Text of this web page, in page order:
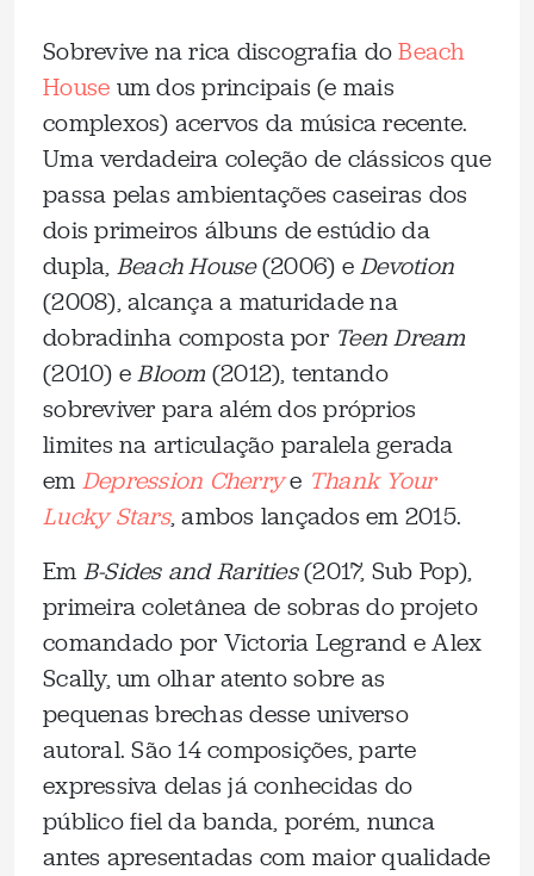
Sobrevive na rica discografia doBeach
House um dos principais (e mais
complexos) acervos da música recente.
Uma verdadeira coleção de clássicos que
passa pelas ambientações caseiras dos
dois primeiros álbuns de estúdio da
dupla, Beach House(2006) eDevotion
(2008), alcança a maturidade na
dobradinha composta por Teen Dream
(2010) eBloom (2012), tentando
sobreviver para além dos próprios
limites na articulação paralela gerada
em Depression Cherrye Thank Your
Lucky Stars, ambos lançados em 2015.
Em B-Sides and Rarities(2017, Sub Pop),
primeira coletânea de sobras do projeto
comandado por Victoria Legrand e Alex
Scally, um olhar atento sobre as
pequenas brechas desse universo
autoral. São 14 composições, parte
expressiva delas já conhecidas do
público fiel da banda, porém, nunca
antes apresentadas com maior qualidade